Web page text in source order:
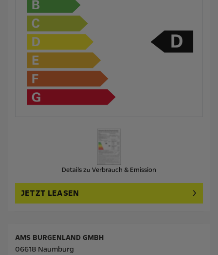
Details zu Verbrauch & Emission
JETZT LEASEN
AMS BURGENLAND GMBH
06618 Naumburg